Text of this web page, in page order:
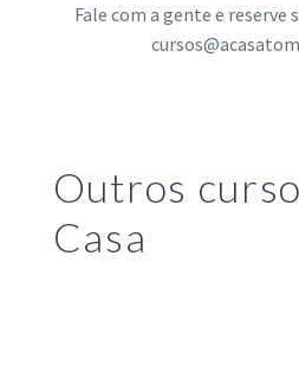
Fale com a gente e reserve
Outros
Casa